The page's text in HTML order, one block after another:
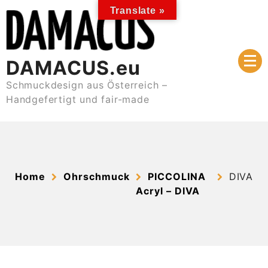
content
DAMACUS.eu
Schmuckdesign aus Österreich –
Handgefertigt und fair-made
Home Ohrschmuck
PICCOLINA
Acryl – DIVA
DIVA
Translate »